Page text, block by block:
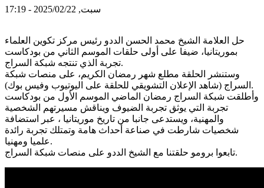
سبت, 2025/02/22 - 17:19
حل العلامة الشيخ محمد الحسن الددو رئيس مركز تكوين العلماء
بموريتانيا، ضيفا على أولى حلقات الموسم الثاني من بودكاست
تجربة الذي تنتجه شبكة السراج.
وستنشر الحلقة مطلع شهر رمضان الكريم، على منصات شبكة
السراج (شاهد الإعلان التشويقي للحلقة على اليوتيوب وفيس بوك).
وأطلقت شبكة السراج رمضان الماضي الموسم الأول من بودكاست
تجربة التي يوثق تجربة الضيوف ويناقش مسيرتهم الشخصية
والمهنية، ويستدعى جانبا من تاريخ موريتانيا ، عبر استضافة
شخصيات شارطت في صناعة أحداث هامة وتمتلك تجربة رائدة
علميا ومهنيا.
تابعوا برومو حلقتنا مع الشيخ الددو على منصات شبكة السراج.